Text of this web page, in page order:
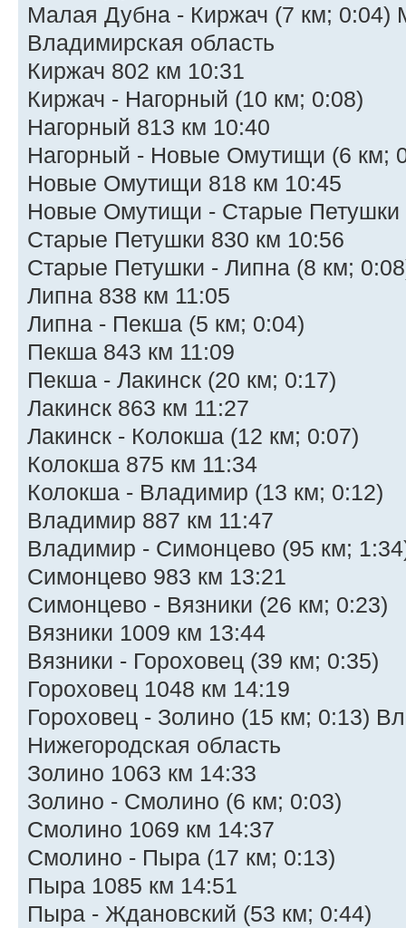
Малая Дубна - Киржач (7 км; 0:04)
Владимирская область
Киржач 802 км 10:31
Киржач - Нагорный (10 км; 0:08)
Нагорный 813 км 10:40
Нагорный - Новые Омутищи (6 км;
Новые Омутищи 818 км 10:45
Новые Омутищи - Старые Петушки
Старые Петушки 830 км 10:56
Старые Петушки - Липна (8 км;
Липна 838 км 11:05
Липна - Пекша (5 км; 0:04)
Пекша 843 км 11:09
Пекша - Лакинск (20 км; 0:17)
Лакинск 863 км 11:27
Лакинск - Колокша (12 км; 0:07)
Колокша 875 км 11:34
Колокша - Владимир (13 км; 0:12)
Владимир 887 км 11:47
Владимир - Симонцево (95 км;
Симонцево 983 км 13:21
Симонцево - Вязники (26 км; 0:23)
Вязники 1009 км 13:44
Вязники - Гороховец (39 км; 0:35)
Гороховец 1048 км 14:19
Гороховец - Золино (15 км; 0:13)
Нижегородская область
Золино 1063 км 14:33
Золино - Смолино (6 км; 0:03)
Смолино 1069 км 14:37
Смолино - Пыра (17 км; 0:13)
Пыра 1085 км 14:51
Пыра - Ждановский (53 км; 0:44)